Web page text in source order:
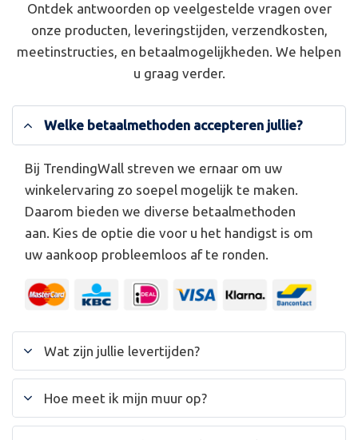
Ontdek antwoorden op veelgestelde vragen over
onze producten, leveringstijden, verzendkosten,
meetinstructies, en betaalmogelijkheden. We helpen
u graag verder.
Welke betaalmethoden accepteren jullie?
Bij TrendingWall streven we ernaar om uw
winkelervaring zo soepel mogelijk te maken.
Daarom bieden we diverse betaalmethoden
aan. Kies de optie die voor u het handigst is om
uw aankoop probleemloos af te ronden.
Wat zijn jullie levertijden?
Hoe meet ik mijn muur op?